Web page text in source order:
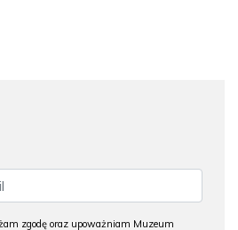
zgodę oraz upoważniam Muzeum